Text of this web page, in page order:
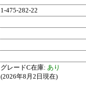
1-475-282-22
グレードC在庫: あり
(2026年8月2日現在)